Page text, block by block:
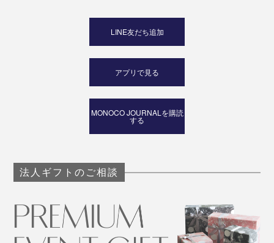
LINE友だち追加
アプリで見る
MONOCO JOURNALを購読
する
法人ギフトのご相談